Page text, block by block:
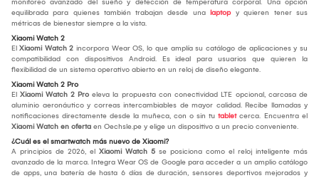
monitoreo avanzado del sueño y detección de temperatura corporal. Una opción
equilibrada para quienes también trabajan desde una laptopy quieren tener sus
métricas de bienestar siempre a la vista.
Xiaomi Watch 2
El Xiaomi Watch 2 incorpora Wear OS, lo que amplía su catálogo de aplicaciones y su
compatibilidad con dispositivos Android. Es ideal para usuarios que quieren la
flexibilidad de un sistema operativo abierto en un reloj de diseño elegante.
Xiaomi Watch 2 Pro
El Xiaomi Watch 2 Pro eleva la propuesta con conectividad LTE opcional, carcasa de
aluminio aeronáutico y correas intercambiables de mayor calidad. Recibe llamadas y
notificaciones directamente desde la muñeca, con o sin tu tabletcerca. Encuentra el
Xiaomi Watch en oferta en Oechsle.pe y elige un dispositivo a un precio conveniente.
¿Cuál es el smartwatch más nuevo de Xiaomi?
A principios de 2026, el Xiaomi Watch 5 se posiciona como el reloj inteligente más
avanzado de la marca. Integra Wear OS de Google para acceder a un amplio catálogo
de apps, una batería de hasta 6 días de duración, sensores deportivos mejorados y